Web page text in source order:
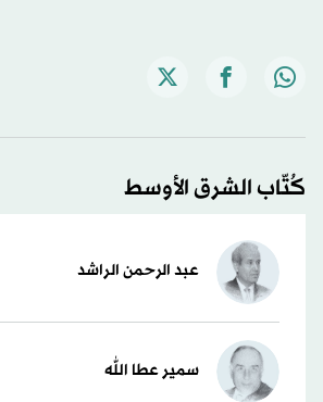
كُتّاب الشرق الأوسط
عبد الرحمن الراشد
سمير عطا الله